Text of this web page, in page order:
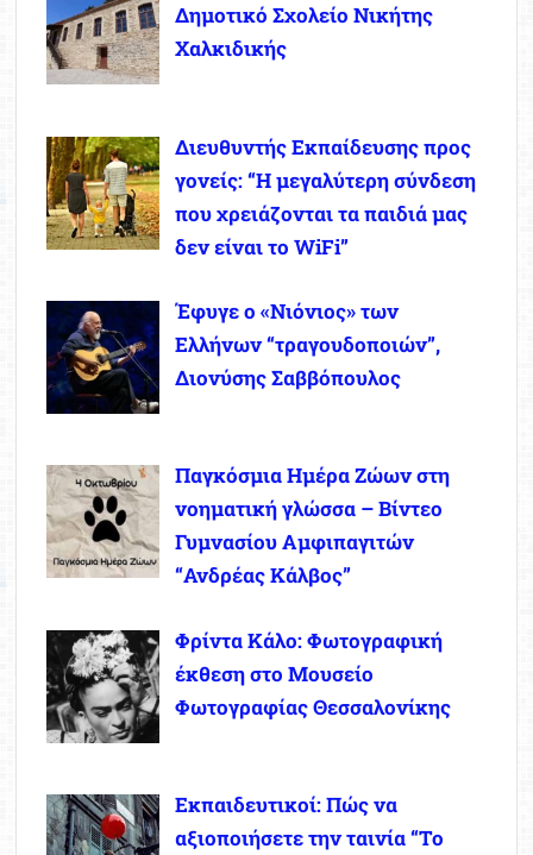
Δημοτικό Σχολείο Νικήτης
Χαλκιδικής
Διευθυντής Εκπαίδευσης προς
γονείς: “Η μεγαλύτερη σύνδεση
που χρειάζονται τα παιδιά μας
δεν είναι το WiFi”
Έφυγε ο «Νιόνιος» των
Ελλήνων “τραγουδοποιών”,
Διονύσης Σαββόπουλος
Παγκόσμια Ημέρα Ζώων στη
νοηματική γλώσσα – Βίντεο
Γυμνασίου Αμφιπαγιτών
“Ανδρέας Κάλβος”
Φρίντα Κάλο: Φωτογραφική
έκθεση στο Μουσείο
Φωτογραφίας Θεσσαλονίκης
Εκπαιδευτικοί: Πώς να
αξιοποιήσετε την ταινία “Το